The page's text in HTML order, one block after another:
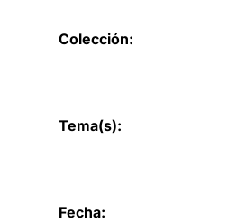
Colección:
Tema(s):
Fecha: